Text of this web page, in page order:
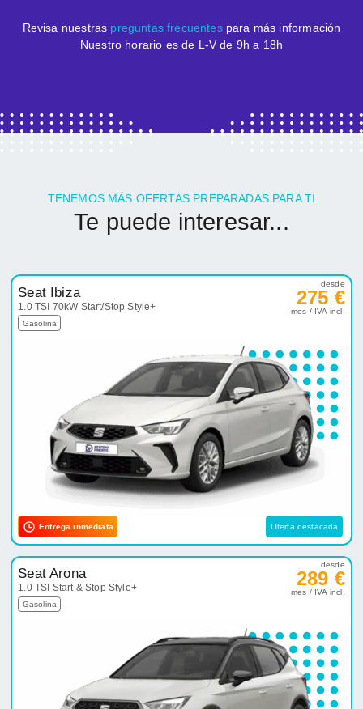
Revisa nuestras preguntas frecuentespara más información
Nuestro horario es de L-V de 9h a 18h
TENEMOS MÁS OFERTAS PREPARADAS PARA TI
Te puede interesar...
Seat Ibiza
1.0 TSI 70kW Start/Stop Style+
Gasolina
desde
275 €
mes / IVA incl.
Entrega inmediata Oferta destacada
Seat Arona
1.0 TSI Start & Stop Style+
Gasolina
desde
289 €
mes / IVA incl.